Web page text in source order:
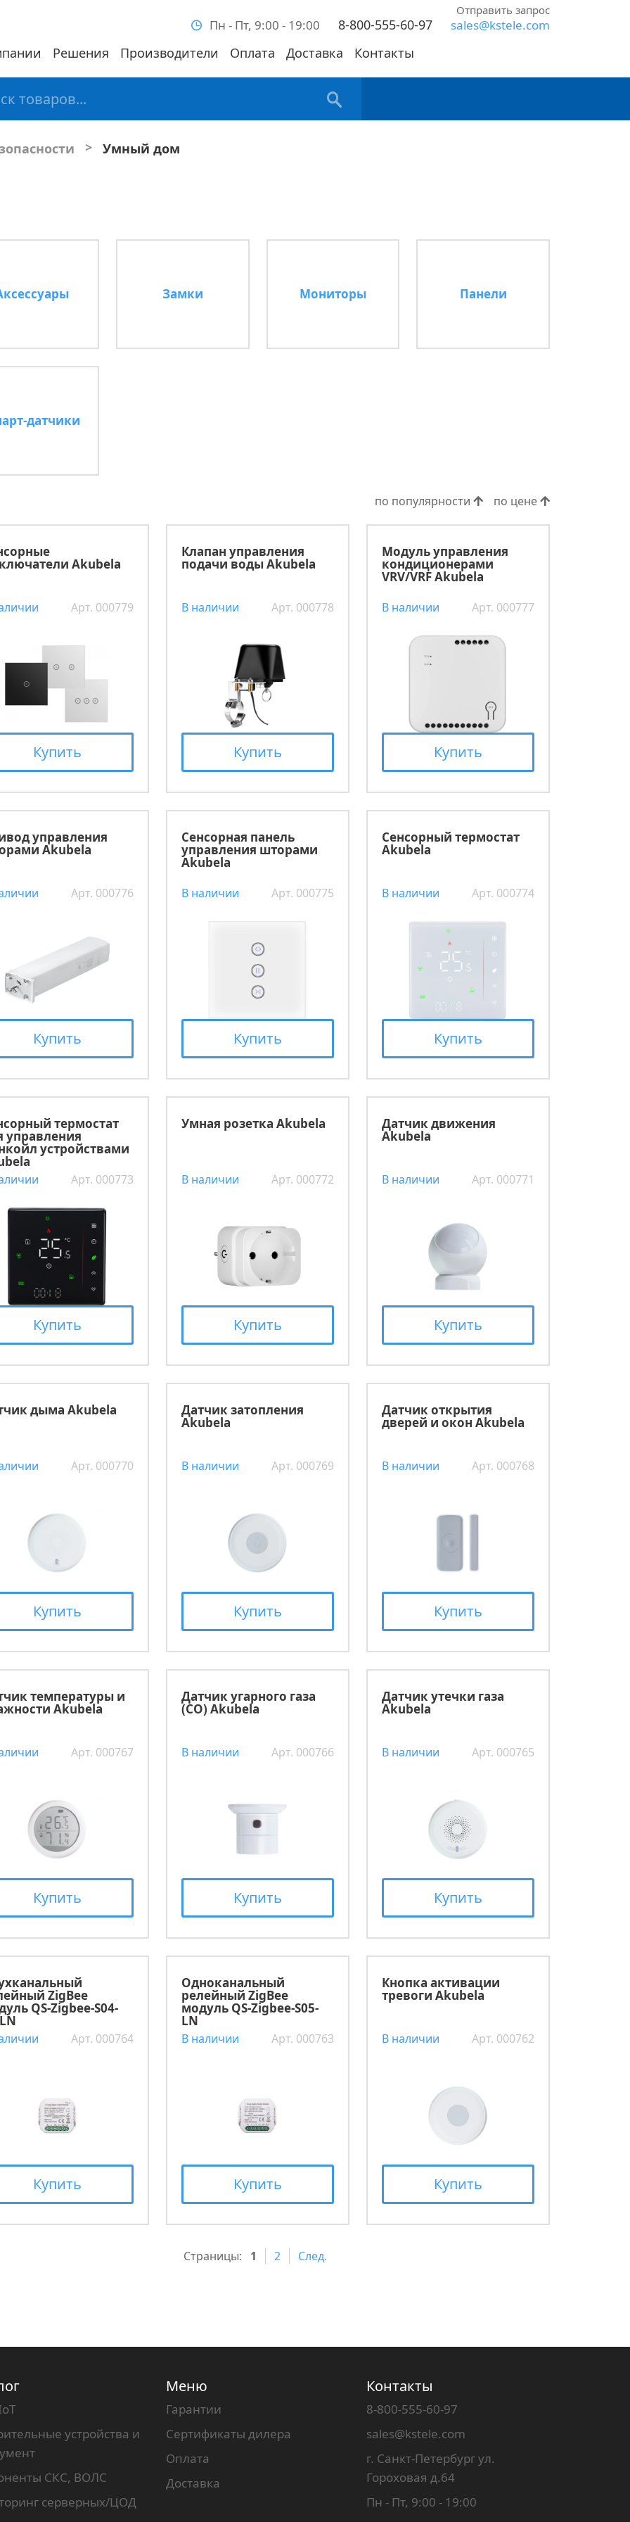
Пн - Пт, 9:00 - 19:00 8-800-555-60-97 sales@kstele.com
Отправить запрос
Решения Производители Оплата Доставка Контакты
> Умный дом
Замки Мониторы Панели
датчики
по популярности по цене
Akubela
Арт. 000779
Купить
Клапан управления
подачи воды Akubela
В наличии Арт. 000778
Купить
Модуль управления
кондиционерами
VRV/VRF Akubela
В наличии Арт. 000777
Купить
управления
Akubela
Арт. 000776
Купить
Сенсорная панель
управления шторами
Akubela
В наличии Арт. 000775
Купить
Сенсорный термостат
Akubela
В наличии Арт. 000774
Купить
термостат
управления
устройствами
Арт. 000773
Купить
Умная розетка Akubela
В наличии Арт. 000772
Купить
Датчик движения
Akubela
В наличии Арт. 000771
Купить
дыма Akubela
Арт. 000770
Купить
Датчик затопления
Akubela
В наличии Арт. 000769
Купить
Датчик открытия
дверей и окон Akubela
В наличии Арт. 000768
Купить
температуры и
Akubela
Арт. 000767
Купить
Датчик угарного газа
(CO) Akubela
В наличии Арт. 000766
Купить
Датчик утечки газа
Akubela
В наличии Арт. 000765
Купить
ZigBee
QS-Zigbee-S04-
Арт. 000764
Купить
Одноканальный
релейный ZigBee
модуль QS-Zigbee-S05-
LN
В наличии Арт. 000763
Купить
Кнопка активации
тревоги Akubela
В наличии Арт. 000762
Купить
Страницы: 1 2 След.
устройства и
СКС, ВОЛС
серверных/ЦОД
Меню
Гарантии
Сертификаты дилера
Оплата
Доставка
Контакты
8-800-555-60-97
sales@kstele.com
г. Санкт-Петербург ул.
Гороховая д.64
Пн - Пт, 9:00 - 19:00